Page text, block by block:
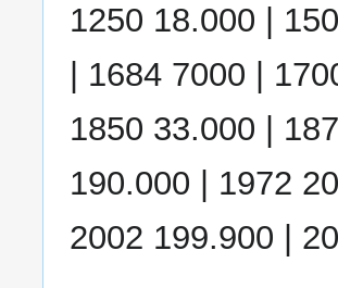
1250 18.000 |
| 1684 7000 |
1850 33.000 |
190.000 | 1972
2002 199.900 |